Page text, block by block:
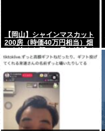
【岡山】シャインマスカット
200房（時価40万円相当）畑
ットで販売